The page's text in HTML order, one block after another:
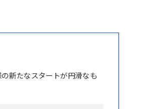
新たなスタートが円滑なも